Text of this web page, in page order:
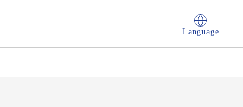
Language